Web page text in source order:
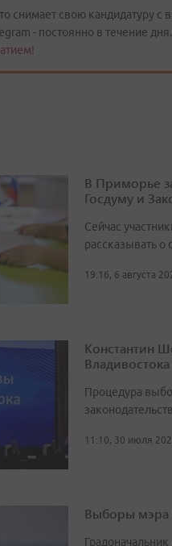
снимает свою кандидатуру с
- постоянно в течение дня.
В Приморье
Госдуму и
Сейчас
рассказывать о
19:16, 6 августа
Константин
Владивостока
Процедура
11:10, 30 июля
Выборы мэра